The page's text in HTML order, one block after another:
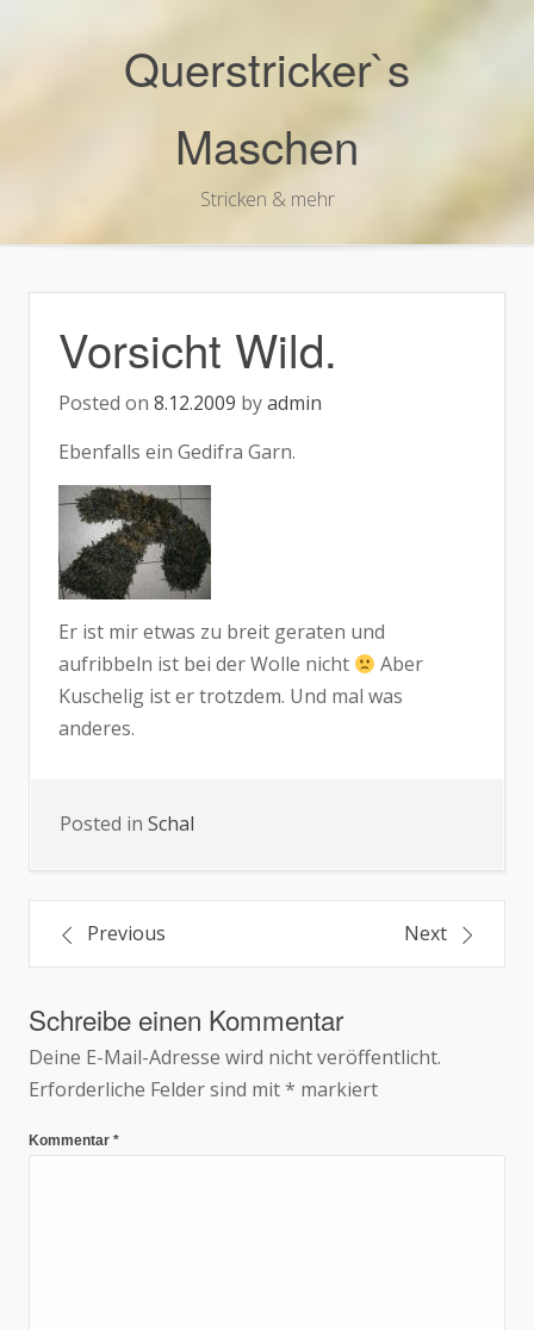
Querstricker`s
Maschen
Stricken & mehr
Vorsicht Wild.
Posted on 8.12.2009 byadmin
Ebenfalls ein Gedifra Garn.
Er ist mir etwas zu breit geraten und
aufribbeln ist bei der Wolle nicht
Aber
Kuschelig ist er trotzdem. Und mal was
anderes.
Posted in Schal
Beitragsnavigation
Previous Next
Schreibe einen Kommentar
Deine E-Mail-Adresse wird nicht veröffentlicht.
Erforderliche Felder sind mit* markiert
Kommentar *